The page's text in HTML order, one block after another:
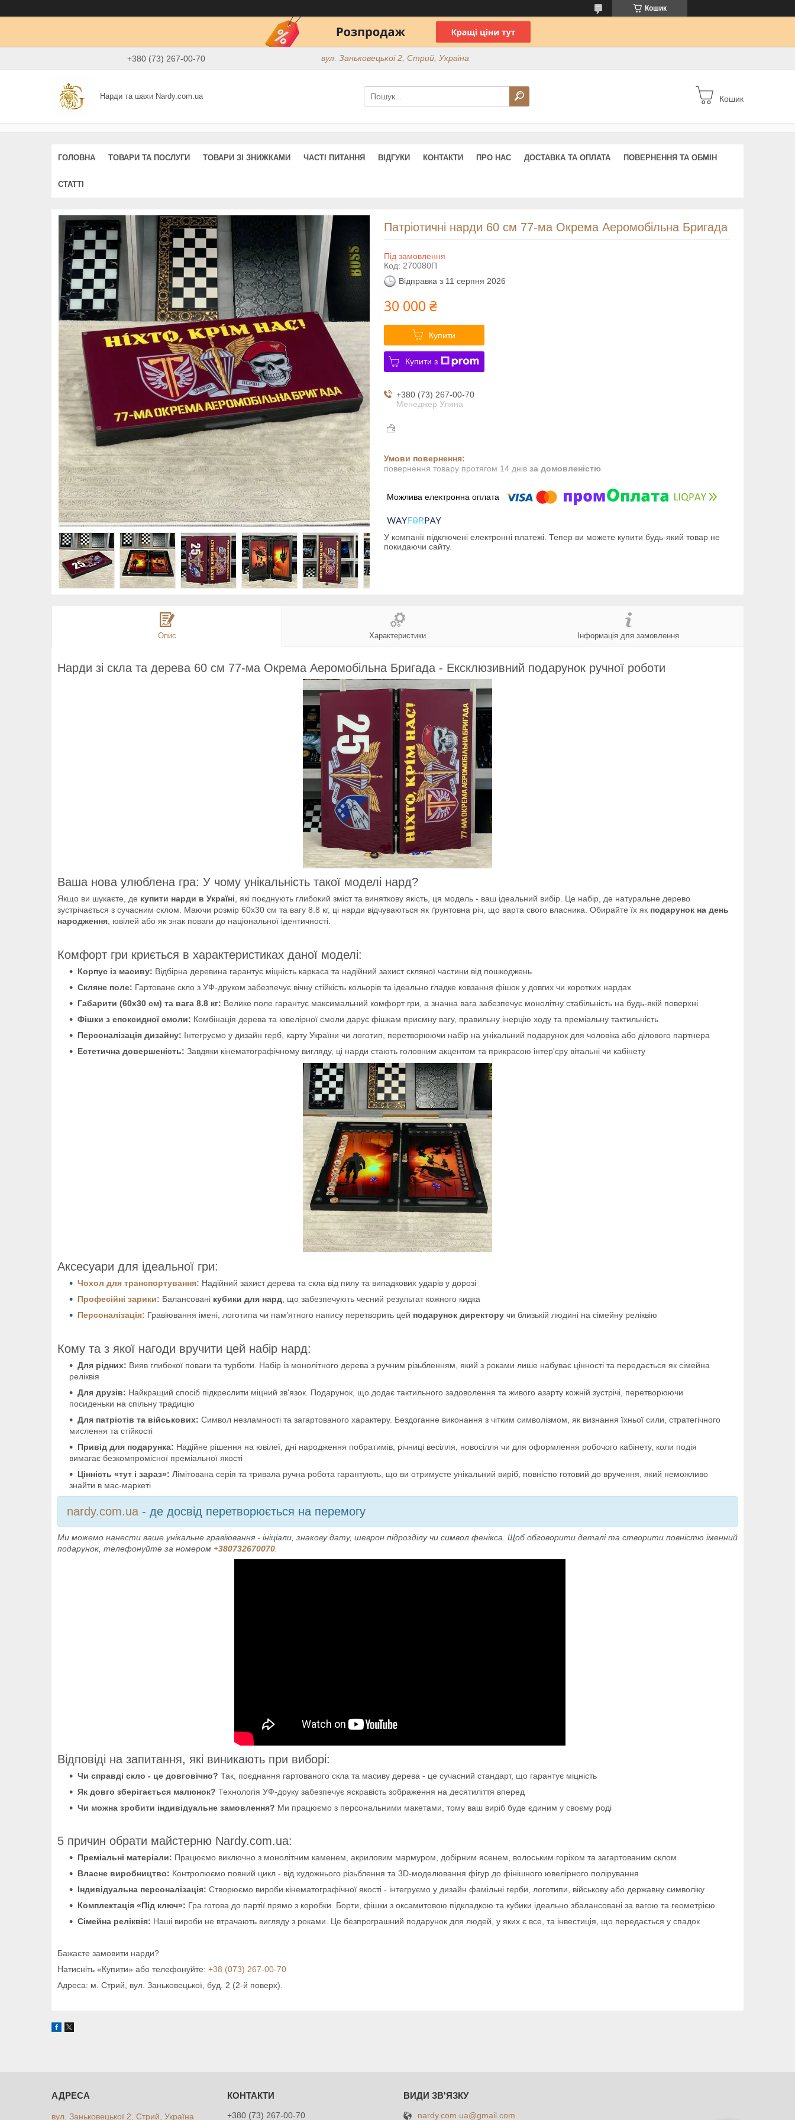
Кошик
+380 (73) 267-00-70 вул. Заньковецької 2, Стрий, Україна
Нарди та шахи Nardy.com.ua Кошик
ГОЛОВНА ТОВАРИ ТА ПОСЛУГИ ТОВАРИ ЗІ ЗНИЖКАМИ ЧАСТІ ПИТАННЯ ВІДГУКИ КОНТАКТИ ПРО НАС ДОСТАВКА ТА ОПЛАТА ПОВЕРНЕННЯ ТА ОБМІН
СТАТТІ
Патріотичні нарди 60 см 77-ма Окрема Аеромобільна Бригада
Під замовлення
Код: 270080П
Відправка з 11 серпня 2026
30 000 ₴
Купити
Купити з
+380 (73) 267-00-70
Менеджер Уляна
повернення товару протягом 14 днів за домовленістю
У компанії підключені електронні платежі. Тепер ви можете купити будь-який товар не
покидаючи сайту.
Опис Характеристики Інформація для замовлення
Нарди зі скла та дерева 60 см 77-ма Окрема Аеромобільна Бригада - Ексклюзивний подарунок ручної роботи
Ваша нова улюблена гра: У чому унікальність такої моделі нард?
Якщо ви шукаєте, де купити нарди в Україні , які поєднують глибокий зміст та виняткову якість, ця модель - ваш ідеальний вибір. Це набір, де натуральне дерево
зустрічається з сучасним склом. Маючи розмір 60х30 см та вагу 8.8 кг, ці нарди відчуваються як ґрунтовна річ, що варта свого власника. Обирайте їх як подарунок на день
народження , ювілей або як знак поваги до національної ідентичності.
Комфорт гри криється в характеристиках даної моделі:
Корпус із масиву: Відбірна деревина гарантує міцність каркаса та надійний захист скляної частини від пошкоджень
Скляне поле: Гартоване скло з УФ-друком забезпечує вічну стійкість кольорів та ідеально гладке ковзання фішок у довгих чи коротких нардах
Габарити (60х30 см) та вага 8.8 кг: Велике поле гарантує максимальний комфорт гри, а значна вага забезпечує монолітну стабільність на будь-якій поверхні
Фішки з епоксидної смоли: Комбінація дерева та ювелірної смоли дарує фішкам приємну вагу, правильну інерцію ходу та преміальну тактильність
Персоналізація дизайну: Інтегруємо у дизайн герб, карту України чи логотип, перетворюючи набір на унікальний подарунок для чоловіка або ділового партнера
Естетична довершеність: Завдяки кінематографічному вигляду, ці нарди стають головним акцентом та прикрасою інтер'єру вітальні чи кабінету
Аксесуари для ідеальної гри:
Чохол для транспортування: Надійний захист дерева та скла від пилу та випадкових ударів у дорозі
Професійні зарики: Балансовані кубики для нард , що забезпечують чесний результат кожного кидка
Персоналізація: Гравіювання імені, логотипа чи пам’ятного напису перетворить цей подарунок директору чи близькій людині на сімейну реліквію
Кому та з якої нагоди вручити цей набір нард:
Для рідних: Вияв глибокої поваги та турботи. Набір із монолітного дерева з ручним різьбленням, який з роками лише набуває цінності та передається як сімейна
реліквія
Для друзів: Найкращий спосіб підкреслити міцний зв'язок. Подарунок, що додає тактильного задоволення та живого азарту кожній зустрічі, перетворюючи
посиденьки на спільну традицію
Для патріотів та військових: Символ незламності та загартованого характеру. Бездоганне виконання з чітким символізмом, як визнання їхньої сили, стратегічного
мислення та стійкості
Привід для подарунка: Надійне рішення на ювілеї, дні народження побратимів, річниці весілля, новосілля чи для оформлення робочого кабінету, коли подія
вимагає безкомпромісної преміальної якості
Цінність «тут і зараз»: Лімітована серія та тривала ручна робота гарантують, що ви отримуєте унікальний виріб, повністю готовий до вручення, який неможливо
знайти в мас-маркеті
nardy.com.ua - де досвід перетворюється на перемогу
Ми можемо нанести ваше унікальне гравіювання - ініціали, знакову дату, шеврон підрозділу чи символ фенікса. Щоб обговорити деталі та створити повністю іменний
подарунок, телефонуйте за номером +380732670070
Відповіді на запитання, які виникають при виборі:
Чи справді скло - це довговічно? Так, поєднання гартованого скла та масиву дерева - це сучасний стандарт, що гарантує міцність
Як довго зберігається малюнок? Технологія УФ-друку забезпечує яскравість зображення на десятиліття вперед
Чи можна зробити індивідуальне замовлення? Ми працюємо з персональними макетами, тому ваш виріб буде єдиним у своєму роді
5 причин обрати майстерню Nardy.com.ua:
Преміальні матеріали: Працюємо виключно з монолітним каменем, акриловим мармуром, добірним ясенем, волоським горіхом та загартованим склом
Власне виробництво: Контролюємо повний цикл - від художнього різьблення та 3D-моделювання фігур до фінішного ювелірного полірування
Індивідуальна персоналізація: Створюємо вироби кінематографічної якості - інтегруємо у дизайн фамільні герби, логотипи, військову або державну символіку
Комплектація «Під ключ»: Гра готова до партії прямо з коробки. Борти, фішки з оксамитовою підкладкою та кубики ідеально збалансовані за вагою та геометрією
Сімейна реліквія: Наші вироби не втрачають вигляду з роками. Це безпрограшний подарунок для людей, у яких є все, та інвестиція, що передається у спадок
Бажаєте замовити нарди?
Натисніть «Купити» або телефонуйте: +38 (073) 267-00-70
Адреса: м. Стрий, вул. Заньковецької, буд. 2 (2-й поверх).
вул. Заньковецької 2, Стрий, Україна +380 (73) 267-00-70 nardy.com.ua@gmail.com